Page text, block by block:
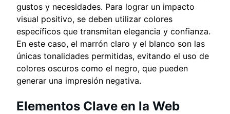
gustos y necesidades. Para lograr un impacto
visual positivo, se deben utilizar colores
específicos que transmitan elegancia y confianza.
En este caso, el marrón claro y el blanco son las
únicas tonalidades permitidas, evitando el uso de
colores oscuros como el negro, que pueden
generar una impresión negativa.
Elementos Clave en la Web